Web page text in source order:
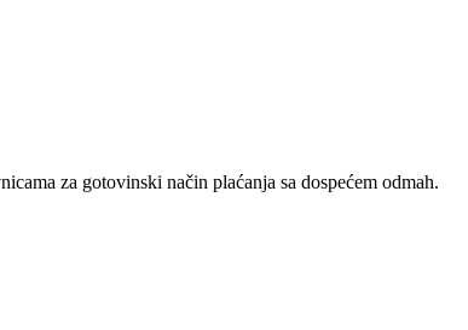
za gotovinski način plaćanja sa dospećem odmah.